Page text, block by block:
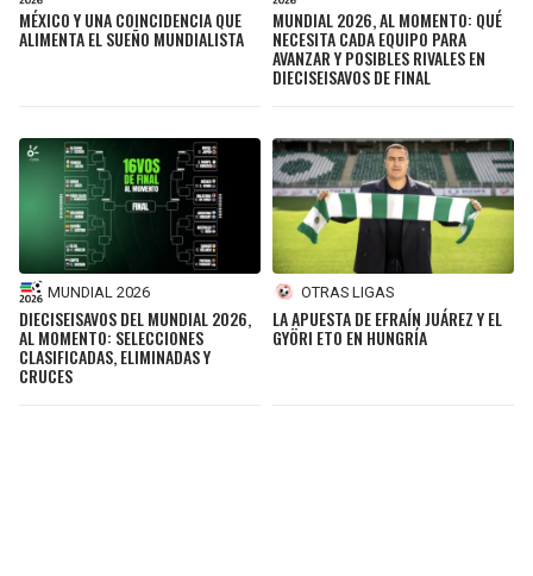
MÉXICO Y UNA COINCIDENCIA QUE
ALIMENTA EL SUEÑO MUNDIALISTA
MUNDIAL 2026, AL MOMENTO: QUÉ
NECESITA CADA EQUIPO PARA
AVANZAR Y POSIBLES RIVALES EN
DIECISEISAVOS DE FINAL
MUNDIAL 2026
DIECISEISAVOS DEL MUNDIAL 2026,
AL MOMENTO: SELECCIONES
CLASIFICADAS, ELIMINADAS Y
CRUCES
OTRAS LIGAS
LA APUESTA DE EFRAÍN JUÁREZ Y EL
GYÖRI ETO EN HUNGRÍA